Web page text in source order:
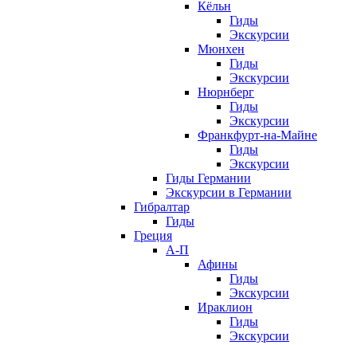
Кёльн
Гиды
Экскурсии
Мюнхен
Гиды
Экскурсии
Нюрнберг
Гиды
Экскурсии
Франкфурт-на-Майне
Гиды
Экскурсии
Гиды Германии
Экскурсии в Германии
Гибралтар
Гиды
Греция
А-П
Афины
Гиды
Экскурсии
Ираклион
Гиды
Экскурсии